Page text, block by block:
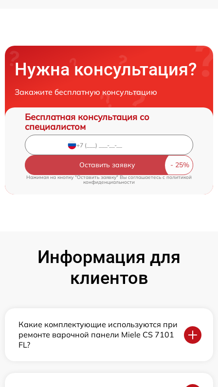
Нужна консультация?
Закажите бесплатную консультацию
Бесплатная консультация со
специалистом
Оставить заявку
Нажимая на кнопку "Оставить заявку" Вы соглашаетесь cполитикой
конфиденциальности
Информация для
клиентов
Какие комплектующие используются при
ремонте варочной панели Miele CS 7101
FL?